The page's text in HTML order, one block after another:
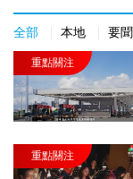
全部 本地 要聞